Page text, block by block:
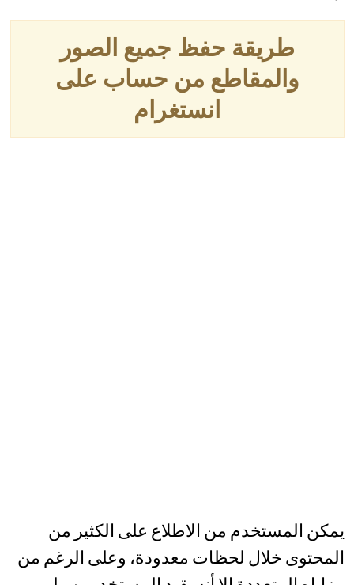
طريقة حفظ جميع الصور
والمقاطع من حساب على
انستغرام
يمكن المستخدم من الاطلاع على الكثير من
المحتوى خلال لحظات معدودة، وعلى الرغم من